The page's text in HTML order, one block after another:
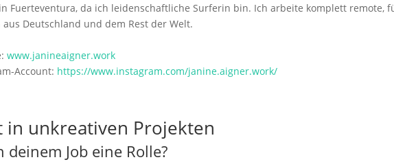
Fuerteventura, da ich leidenschaftliche Surferin bin. Ich arbeite komplett remote,
aus Deutschland und dem Rest der Welt.
www.janineaigner.work
Account: https://www.instagram.com/janine.aigner.work/
in unkreativen Projekten
Job eine Rolle?